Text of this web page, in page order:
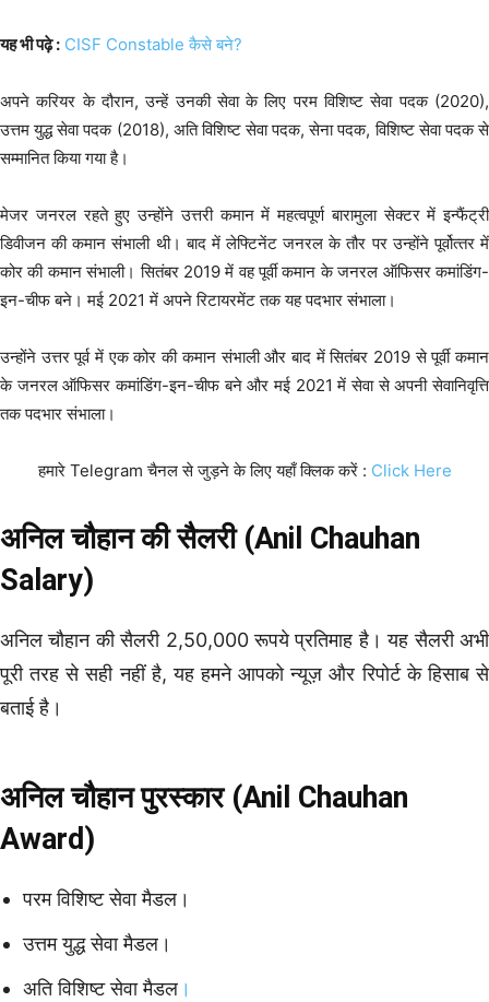
यह भी पढ़े : CISF Constable कैसे बने?
अपने करियर के दौरान, उन्हें उनकी सेवा के लिए परम विशिष्ट सेवा पदक (2020),
उत्तम युद्ध सेवा पदक (2018), अति विशिष्ट सेवा पदक, सेना पदक, विशिष्ट सेवा पदक से
सम्मानित किया गया है।
मेजर जनरल रहते हुए उन्‍होंने उत्तरी कमान में महत्वपूर्ण बारामुला सेक्टर में इन्फैंट्री
डिवीजन की कमान संभाली थी। बाद में लेफ्टिनेंट जनरल के तौर पर उन्होंने पूर्वोत्‍तर में
कोर की कमान संभाली। सितंबर 2019 में वह पूर्वी कमान के जनरल ऑफिसर कमांडिंग-
इन-चीफ बने। मई 2021 में अपने रिटायरमेंट तक यह पदभार संभाला।
उन्होंने उत्तर पूर्व में एक कोर की कमान संभाली और बाद में सितंबर 2019 से पूर्वी कमान
के जनरल ऑफिसर कमांडिंग-इन-चीफ बने और मई 2021 में सेवा से अपनी सेवानिवृत्ति
तक पदभार संभाला।
हमारे Telegram चैनल से जुड़ने के लिए यहाँ क्लिक करें : Click Here
अनिल चौहान की सैलरी (Anil Chauhan
Salary)
अनिल चौहान की सैलरी 2,50,000 रूपये प्रतिमाह है। यह सैलरी अभी
पूरी तरह से सही नहीं है, यह हमने आपको न्यूज़ और रिपोर्ट के हिसाब से
बताई है।
अनिल चौहान पुरस्कार (Anil Chauhan
Award)
परम विशिष्ट सेवा मैडल।
उत्तम युद्ध सेवा मैडल।
अति विशिष्ट सेवा मैडल ।